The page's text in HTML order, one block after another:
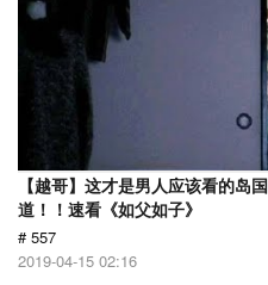
【越哥】这才是男人应该看的岛
道！！速看《如父如子》
# 557
2019-04-15 02:16